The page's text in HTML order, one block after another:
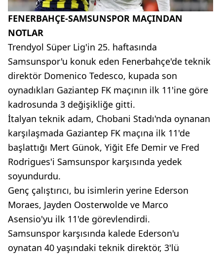
FENERBAHÇE-SAMSUNSPOR MAÇINDAN
NOTLAR
Trendyol Süper Lig'in 25. haftasında
Samsunspor'u konuk eden Fenerbahçe'de teknik
direktör Domenico Tedesco, kupada son
oynadıkları Gaziantep FK maçının ilk 11'ine göre
kadrosunda 3 değişikliğe gitti.
İtalyan teknik adam, Chobani Stadı'nda oynanan
karşılaşmada Gaziantep FK maçına ilk 11'de
başlattığı Mert Günok, Yiğit Efe Demir ve Fred
Rodrigues'i Samsunspor karşısında yedek
soyundurdu.
Genç çalıştırıcı, bu isimlerin yerine Ederson
Moraes, Jayden Oosterwolde ve Marco
Asensio'yu ilk 11'de görevlendirdi.
Samsunspor karşısında kalede Ederson'u
oynatan 40 yaşındaki teknik direktör, 3'lü